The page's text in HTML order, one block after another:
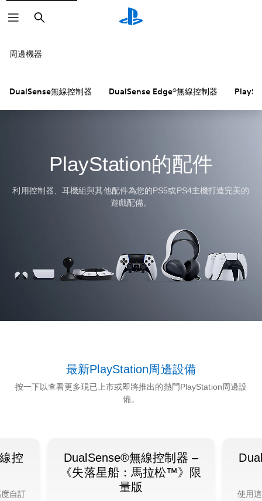
搜
尋
周邊機器
DualSense無線控制器 DualSense Edge®無線控制器
PlayStation的配件
利用控制器、耳機組與其他配件為您的PS5或PS4主機打造完美的
遊戲配備。
最新PlayStation周邊設備
按一下以查看更多現已上市或即將推出的熱門PlayStation周邊設
備。
DualSense®無線控制器 –
《失落星船：馬拉松™》限
量版
使用
控
自訂